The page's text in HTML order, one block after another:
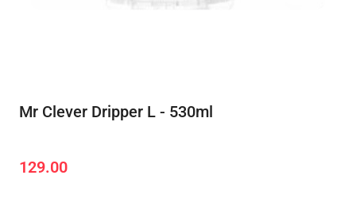
Mr Clever Dripper L - 530ml
Cena:
129.00